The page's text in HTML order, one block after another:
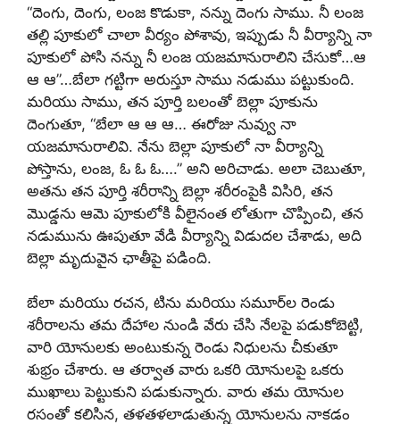
“దెంగు, దెంగు, లంజ కొడుకా, నన్ను దెంగు సాము. నీ లంజ
తల్లి పూకులో చాలా వీర్యం పోశావు, ఇప్పుడు నీ వీర్యాన్ని నా
పూకులో పోసి నన్ను నీ లంజ యజమానురాలిని చేసుకో…ఆ
ఆ ఆ”…బేలా గట్టిగా అరుస్తూ సాము నడుము పట్టుకుంది.
మరియు సాము, తన పూర్తి బలంతో బెల్లా పూకును
దెంగుతూ, “బేలా ఆ ఆ ఆ… ఈరోజు నువ్వు నా
యజమానురాలివి. నేను బెల్లా పూకులో నా వీర్యాన్ని
పోస్తాను, లంజ, ఓ ఓ ఓ….” అని అరిచాడు. అలా చెబుతూ,
అతను తన పూర్తి శరీరాన్ని బెల్లా శరీరంపైకి విసిరి, తన
మొడ్డను ఆమె పూకులోకి వీలైనంత లోతుగా చొప్పించి, తన
నడుమును ఊపుతూ వేడి వీర్యాన్ని విడుదల చేశాడు, అది
బెల్లా మృదువైన ఛాతీపై పడింది.
బేలా మరియు రచన, టిను మరియు సమూర్‌ల రెండు
శరీరాలను తమ దేహాల నుండి వేరు చేసి నేలపై పడుకోబెట్టి,
వారి యోనులకు అంటుకున్న రెండు నిధులను చీకుతూ
శుభ్రం చేశారు. ఆ తర్వాత వారు ఒకరి యోనులపై ఒకరు
ముఖాలు పెట్టుకుని పడుకున్నారు. వారు తమ యోనుల
రసంతో కలిసిన, తళతళలాడుతున్న యోనులను నాకడం